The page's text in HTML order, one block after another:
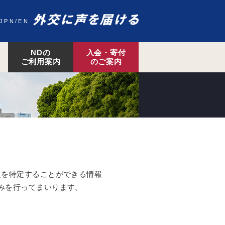
JPN EN
NDの
ご利用案内
入会・寄付
のご案内
特定することができる情報
行ってまいります。